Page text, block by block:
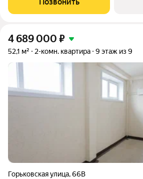
4 689 000 ₽
52,1 м² 2-комн. квартира 9 этаж из 9
Горьковская улица,66В